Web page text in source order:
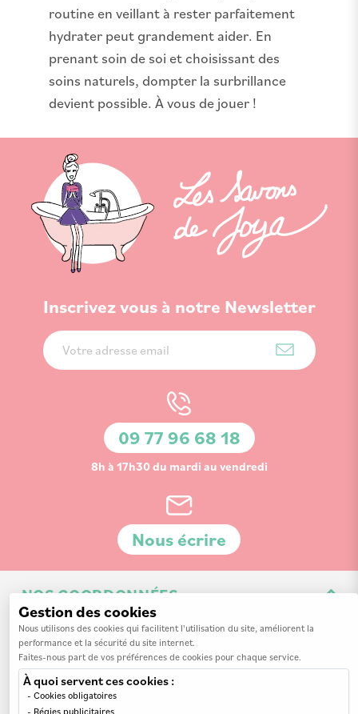
routine en veillant à rester parfaitement
hydrater peut grandement aider. En
prenant soin de soi et choisissant des
soins naturels, dompter la surbrillance
devient possible. À vous de jouer !
Inscrivez vous à notre Newsletter
Inscription
à
09 77 96 68 18
8h à 17h30 du mardi au vendredi
Nous écrire
NOS COORDONNÉES
3 Av. de la 3ème Division d'Infanterie Britannique
14200 Hérouville-Saint-Clair
Gestion des cookies
Nous utilisons des cookies qui facilitent l'utilisation du site, améliorent la
performance et la sécurité du site internet.
Faites-nous part de vos préférences de cookies pour chaque service.
À quoi servent ces cookies :
Cookies obligatoires
Régies publicitaires